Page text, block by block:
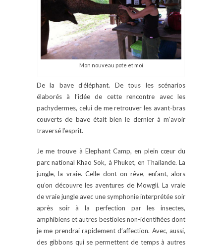
Mon nouveau pote et moi
De la bave d’éléphant. De tous les scénarios
élaborés à l’idée de cette rencontre avec les
pachydermes, celui de me retrouver les avant-bras
couverts de bave était bien le dernier à m’avoir
traversé l’esprit.
Je me trouve à Elephant Camp, en plein cœur du
parc national Khao Sok, à Phuket, en Thaïlande. La
jungle, la vraie. Celle dont on rêve, enfant, alors
qu’on découvre les aventures de Mowgli. La vraie
de vraie jungle avec une symphonie interprétée soir
après soir à la perfection par les insectes,
amphibiens et autres bestioles non-identifiées dont
je me prendrai rapidement d’affection. Avec, aussi,
des gibbons qui se permettent de temps à autres